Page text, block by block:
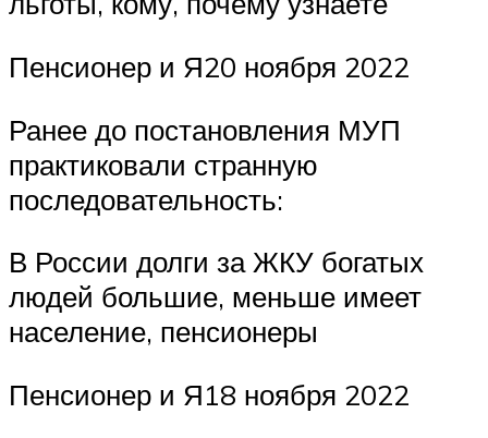
Пенсионер и Я20 ноября 2022
Ранее до постановления МУП
практиковали странную
последовательность:
В России долги за ЖКУ богатых
людей большие, меньше имеет
население, пенсионеры
Пенсионер и Я18 ноября 2022